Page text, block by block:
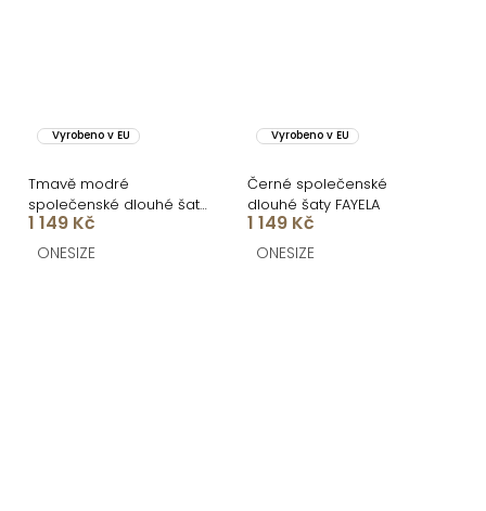
Vyrobeno v EU
Tmavě modré
společenské dlouhé šaty
FAYELA
1 149 Kč
ONESIZE
Vyrobeno v EU
Černé společenské
dlouhé šaty FAYELA
1 149 Kč
ONESIZE